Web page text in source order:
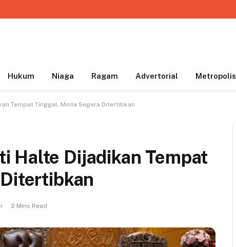
Hukum Niaga Ragam Advertorial Metropolis
Tempat Tinggal, Minta Segera Ditertibkan
Halte Dijadikan Tempat
2 Mins Read